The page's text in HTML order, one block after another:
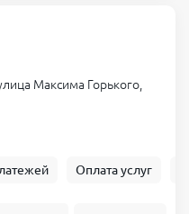
Максима Горького,
Оплата услуг